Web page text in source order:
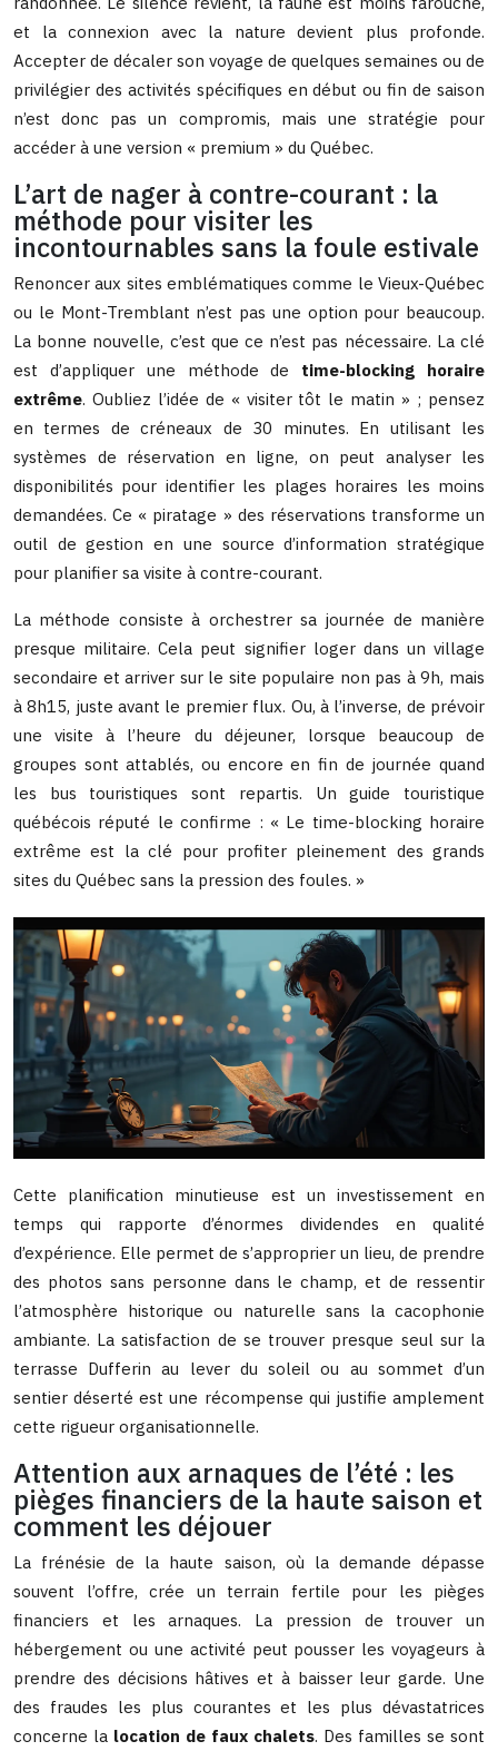
et la connexion avec la nature devient plus profonde.
Accepter de décaler son voyage de quelques semaines ou de
privilégier des activités spécifiques en début ou fin de saison
n’est donc pas un compromis, mais une stratégie pour
accéder à une version « premium » du Québec.
L’art de nager à contre-courant : la
méthode pour visiter les
incontournables sans la foule estivale
Renoncer aux sites emblématiques comme le Vieux-Québec
ou le Mont-Tremblant n’est pas une option pour beaucoup.
La bonne nouvelle, c’est que ce n’est pas nécessaire. La clé
est d’appliquer une méthode de time-blocking horaire
extrême. Oubliez l’idée de « visiter tôt le matin » ; pensez
en termes de créneaux de 30 minutes. En utilisant les
systèmes de réservation en ligne, on peut analyser les
disponibilités pour identifier les plages horaires les moins
demandées. Ce « piratage » des réservations transforme un
outil de gestion en une source d’information stratégique
pour planifier sa visite à contre-courant.
La méthode consiste à orchestrer sa journée de manière
presque militaire. Cela peut signifier loger dans un village
secondaire et arriver sur le site populaire non pas à 9h, mais
à 8h15, juste avant le premier flux. Ou, à l’inverse, de prévoir
une visite à l’heure du déjeuner, lorsque beaucoup de
groupes sont attablés, ou encore en fin de journée quand
les bus touristiques sont repartis. Un guide touristique
québécois réputé le confirme : « Le time-blocking horaire
extrême est la clé pour profiter pleinement des grands
sites du Québec sans la pression des foules. »
Cette planification minutieuse est un investissement en
temps qui rapporte d’énormes dividendes en qualité
d’expérience. Elle permet de s’approprier un lieu, de prendre
des photos sans personne dans le champ, et de ressentir
l’atmosphère historique ou naturelle sans la cacophonie
ambiante. La satisfaction de se trouver presque seul sur la
terrasse Dufferin au lever du soleil ou au sommet d’un
sentier déserté est une récompense qui justifie amplement
cette rigueur organisationnelle.
Attention aux arnaques de l’été : les
pièges financiers de la haute saison et
comment les déjouer
La frénésie de la haute saison, où la demande dépasse
souvent l’offre, crée un terrain fertile pour les pièges
financiers et les arnaques. La pression de trouver un
hébergement ou une activité peut pousser les voyageurs à
prendre des décisions hâtives et à baisser leur garde. Une
des fraudes les plus courantes et les plus dévastatrices
concerne la location de faux chalets. Des familles se sont